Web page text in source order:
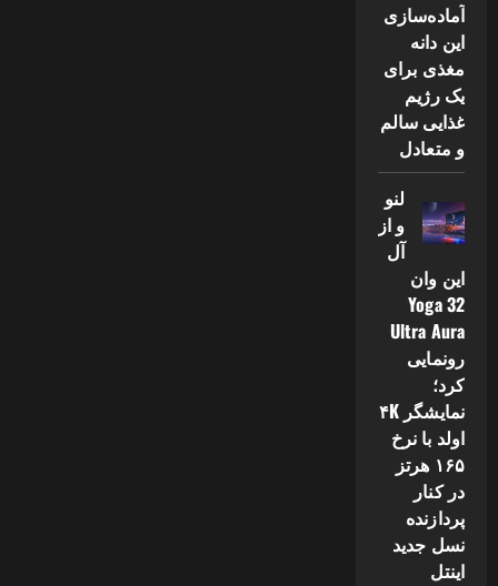
آماده‌سازی
این دانه
مغذی برای
یک رژیم
غذایی سالم
و متعادل
لنو
و از
آل
این وان
Yoga 32
Ultra Aura
رونمایی
کرد؛
نمایشگر ۴K
اولد با نرخ
۱۶۵ هرتز
در کنار
پردازنده
نسل جدید
اینتل